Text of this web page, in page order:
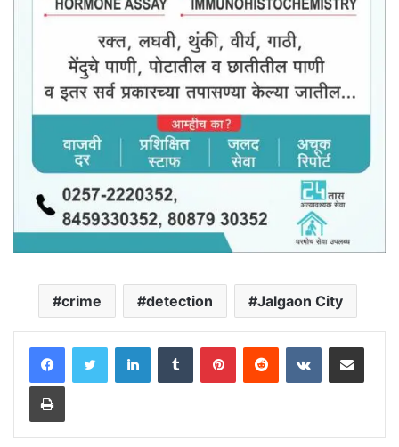
crime detection Jalgaon City
LinkedInTumblr PinterestReddit VKontakteShare via Email
Print